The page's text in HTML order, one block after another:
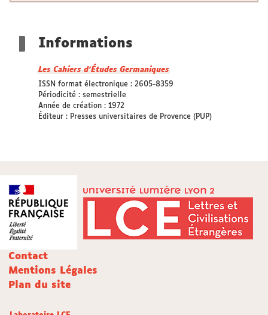
Informations
Les Cahiers d’Études Germaniques
ISSN format électronique : 2605-8359
Périodicité : semestrielle
Année de création : 1972
Éditeur : Presses universitaires de Provence (PUP)
Contact
Mentions Légales
Plan du site